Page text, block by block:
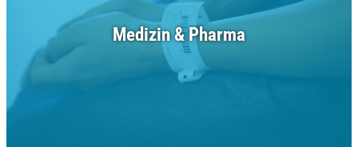
Medizin & Pharma